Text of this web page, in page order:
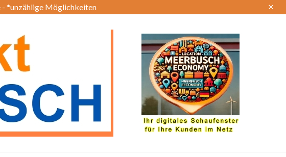
- *unzählige Möglichkeiten